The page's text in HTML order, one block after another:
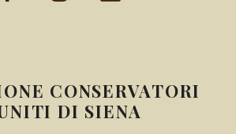
CONSERVATORI
DI SIENA